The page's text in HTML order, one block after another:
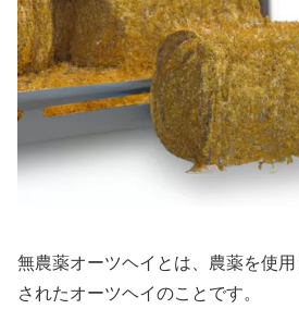
無農薬オーツヘイとは、農薬を使
されたオーツヘイのことです。